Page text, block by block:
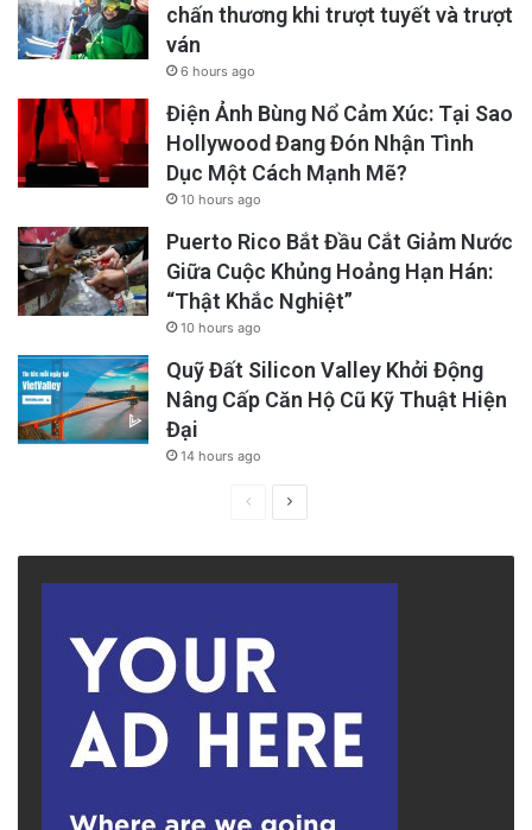
chấn thương khi trượt tuyết và trượt
ván
6 hours ago
Điện Ảnh Bùng Nổ Cảm Xúc: Tại Sao
Hollywood Đang Đón Nhận Tình
Dục Một Cách Mạnh Mẽ?
10 hours ago
Puerto Rico Bắt Đầu Cắt Giảm Nước
Giữa Cuộc Khủng Hoảng Hạn Hán:
“Thật Khắc Nghiệt”
10 hours ago
Quỹ Đất Silicon Valley Khởi Động
Nâng Cấp Căn Hộ Cũ Kỹ Thuật Hiện
Đại
14 hours ago
PreviousNext